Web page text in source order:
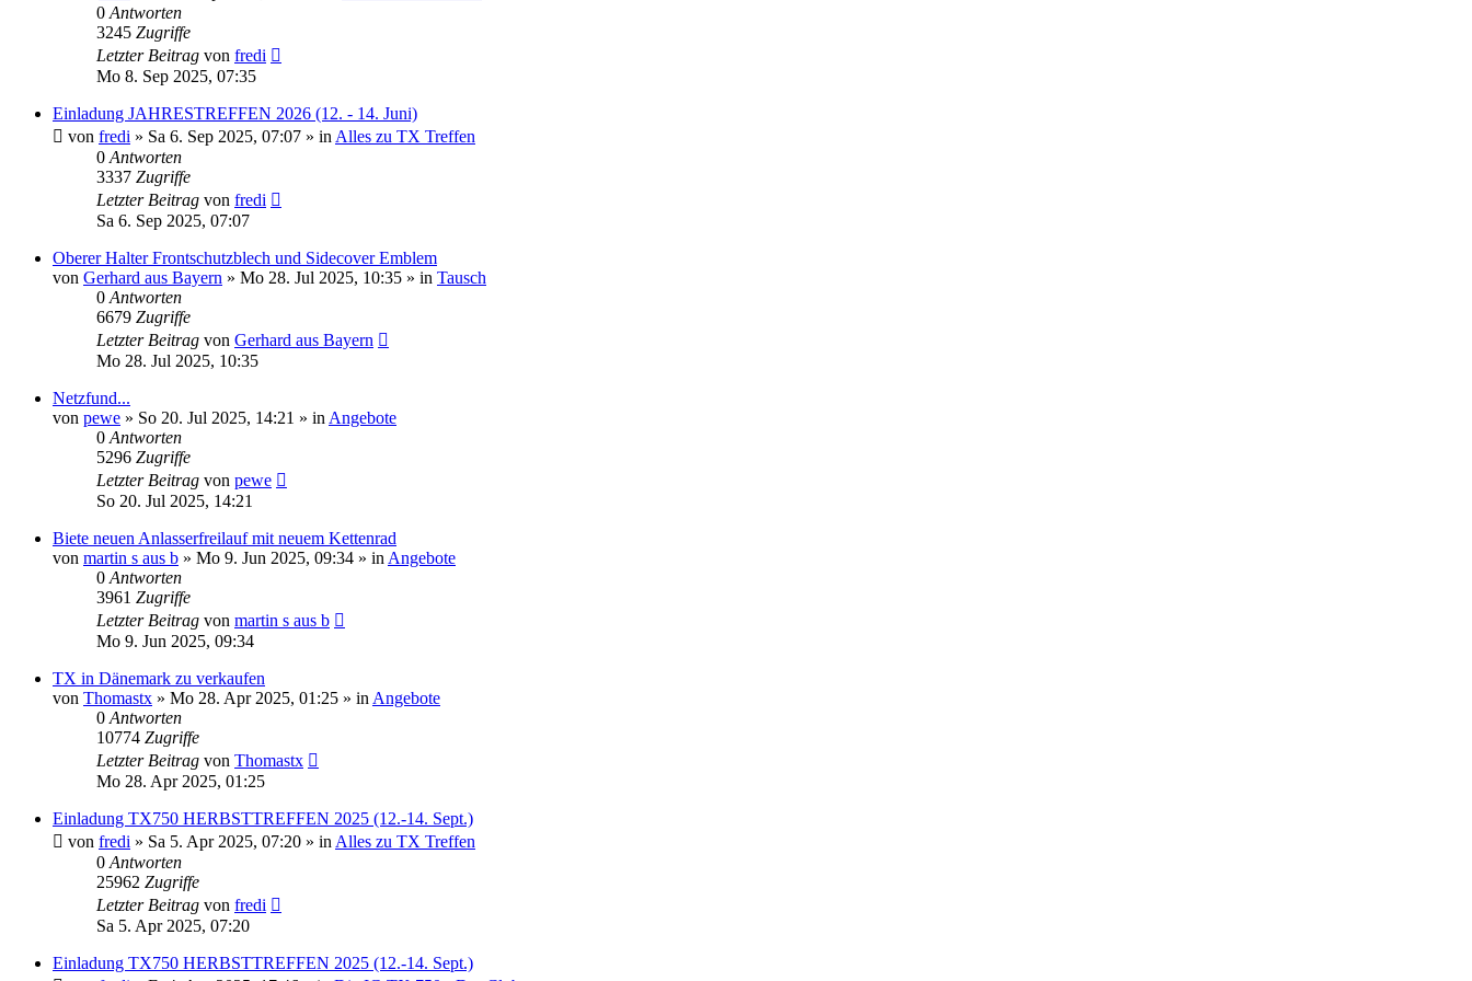
0 Antworten
3245 Zugriffe
Letzter Beitrag von fredi
Mo 8. Sep 2025, 07:35
Einladung JAHRESTREFFEN 2026 (12. - 14. Juni)
von fredi » Sa 6. Sep 2025, 07:07 » in Alles zu TX Treffen
0 Antworten
3337 Zugriffe
Letzter Beitrag von fredi
Sa 6. Sep 2025, 07:07
Oberer Halter Frontschutzblech und Sidecover Emblem
von Gerhard aus Bayern » Mo 28. Jul 2025, 10:35 » in Tausch
0 Antworten
6679 Zugriffe
Letzter Beitrag von Gerhard aus Bayern
Mo 28. Jul 2025, 10:35
Netzfund...
von pewe » So 20. Jul 2025, 14:21 » in Angebote
0 Antworten
5296 Zugriffe
Letzter Beitrag von pewe
So 20. Jul 2025, 14:21
Biete neuen Anlasserfreilauf mit neuem Kettenrad
von martin s aus b » Mo 9. Jun 2025, 09:34 » in Angebote
0 Antworten
3961 Zugriffe
Letzter Beitrag von martin s aus b
Mo 9. Jun 2025, 09:34
TX in Dänemark zu verkaufen
von Thomastx » Mo 28. Apr 2025, 01:25 » in Angebote
0 Antworten
10774 Zugriffe
Letzter Beitrag von Thomastx
Mo 28. Apr 2025, 01:25
Einladung TX750 HERBSTTREFFEN 2025 (12.-14. Sept.)
von fredi » Sa 5. Apr 2025, 07:20 » in Alles zu TX Treffen
0 Antworten
25962 Zugriffe
Letzter Beitrag von fredi
Sa 5. Apr 2025, 07:20
Einladung TX750 HERBSTTREFFEN 2025 (12.-14. Sept.)